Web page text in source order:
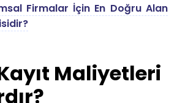
Firmalar İçin En Doğru Alan
Maliyetleri